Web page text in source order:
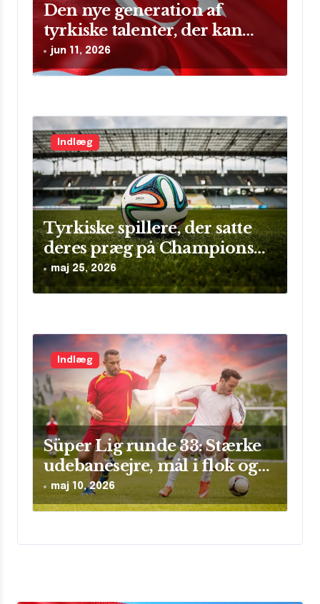
Den nye generation af
tyrkiske talenter, der kan
skinne på verdensscenen
jun 11, 2026
Indlæg
Tyrkiske spillere, der satte
deres præg på Champions
League
maj 25, 2026
Indlæg
Süper Lig runde 33: Stærke
udebanesejre, mål i flok og
sikre clean sheets
maj 10, 2026